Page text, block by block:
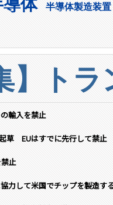
体 半導体製造装置
】ト
輸入を禁止
草 EUはすでに先行して禁止
止
力して米国でチップを製造す